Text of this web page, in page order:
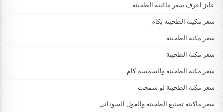
عايز اعرف سعر ماكينه الطحينه
سعر مكينه الطحينه بكام
سعر مكنه الطحينه
سعر مكنة الطحينة
سعر مكنة الطحينة والسمسم كام
سعر مكنة الطحينة لو سمحت
سعر ماكينه تصنيع الطحينه والفول السوداني